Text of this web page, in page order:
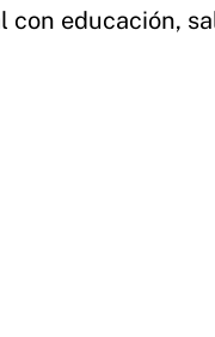
con educación,